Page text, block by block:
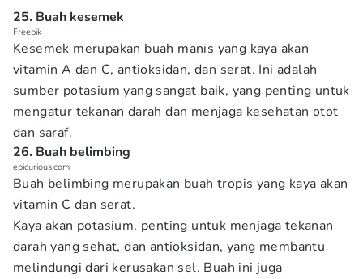
25. Buah kesemek
Freepik
Kesemek merupakan buah manis yang kaya akan
vitamin A dan C, antioksidan, dan serat. Ini adalah
sumber potasium yang sangat baik, yang penting untuk
mengatur tekanan darah dan menjaga kesehatan otot
dan saraf.
26. Buah belimbing
epicurious.com
Buah belimbing merupakan buah tropis yang kaya akan
vitamin C dan serat.
Kaya akan potasium, penting untuk menjaga tekanan
darah yang sehat, dan antioksidan, yang membantu
melindungi dari kerusakan sel. Buah ini juga